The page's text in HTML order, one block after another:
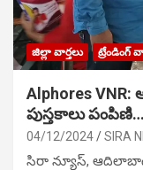
జిల్లా వార్తలు ట్రేండింగ్
Alphores
పుస్తకాలు పంపిణి…
04/12/2024 SIRA
సిరా న్యూస్,